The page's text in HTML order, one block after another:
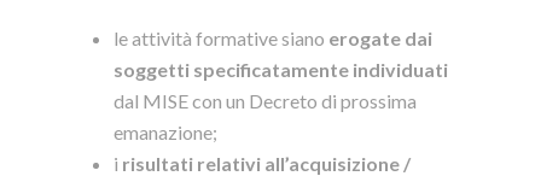
le attività formative siano erogate dai
soggetti specificatamente individuati
dal MISE con un Decreto di prossima
emanazione;
i risultati relativi all’acquisizione /